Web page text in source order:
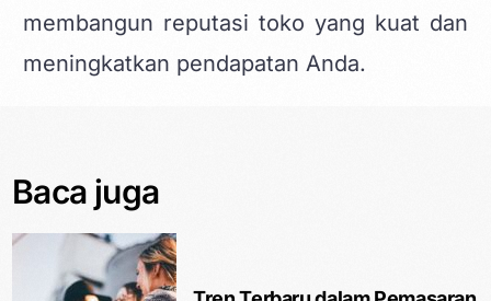
membangun reputasi toko yang kuat dan
meningkatkan pendapatan Anda.
Baca juga